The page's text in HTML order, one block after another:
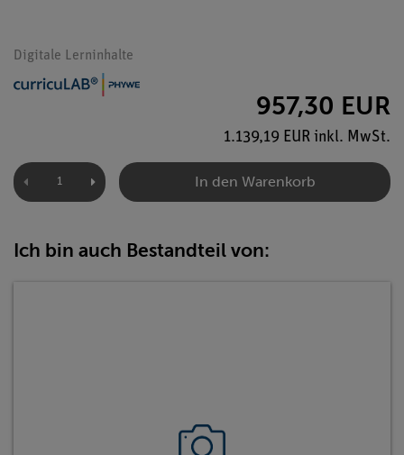
Digitale Lerninhalte
957,30 EUR
1.139,19 EUR inkl. MwSt.
In den Warenkorb
Ich bin auch Bestandteil von: